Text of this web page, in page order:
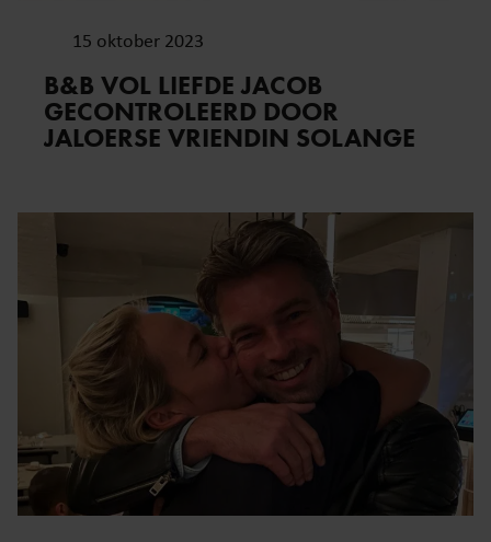
15 oktober 2023
B&B VOL LIEFDE JACOB
GECONTROLEERD DOOR
JALOERSE VRIENDIN SOLANGE